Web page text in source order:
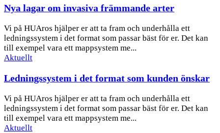
Nya lagar om invasiva främmande arter
Vi på HUAros hjälper er att ta fram och underhålla ett
ledningssystem i det format som passar bäst för er. Det kan
till exempel vara ett mappsystem me...
Aktuellt
Ledningssystem i det format som kunden önskar
Vi på HUAros hjälper er att ta fram och underhålla ett
ledningssystem i det format som passar bäst för er. Det kan
till exempel vara ett mappsystem me...
Aktuellt